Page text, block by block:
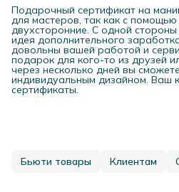
Подарочный сертификат на
для мастеров, так как с
двухсторонние. С одной
идея дополнительного
довольны вашей работой и
подарок для кого-то из друзей
через несколько дней вы
индивидуальным дизайном. Ваш
сертификаты.
Бьюти товары Клиентам